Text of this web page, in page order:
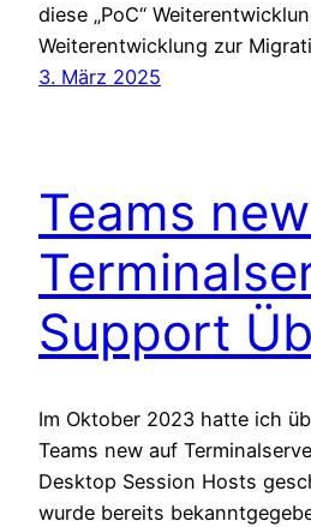
diese „PoC“
Weiterentwicklung zur
3. März 2025
Teams
Support
Im Oktober 2023 hatte ich
Teams new auf
Desktop Session Hosts
wurde bereits